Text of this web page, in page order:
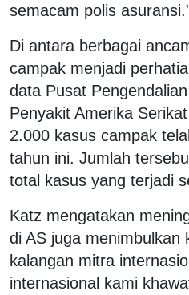
semacam polis
Di antara berbagai
campak menjadi
data Pusat
Penyakit Amerika
2.000 kasus campak
tahun ini. Jumlah
total kasus yang terjadi
Katz mengatakan
di AS juga menimbulkan
kalangan mitra
internasional kami